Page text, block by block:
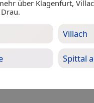
über Klagenfurt,
Villach
Spittal